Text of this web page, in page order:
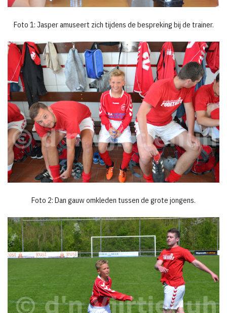
Foto 1: Jasper amuseert zich tijdens de bespreking bij de trainer.
Foto 2: Dan gauw omkleden tussen de grote jongens.